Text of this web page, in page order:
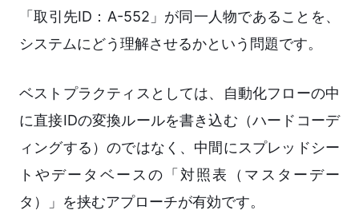
「取引先ID：A-552」が同一人物であることを、
システムにどう理解させるかという問題です。
ベストプラクティスとしては、自動化フローの中
に直接IDの変換ルールを書き込む（ハードコーデ
ィングする）のではなく、中間にスプレッドシー
トやデータベースの「対照表（マスターデー
タ）」を挟むアプローチが有効です。